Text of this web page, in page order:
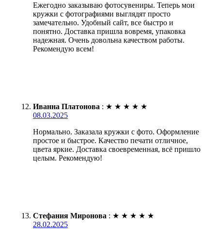
Ежегодно заказываю фотосувениры. Теперь мои
кружки с фотографиями выглядят просто
замечательно. Удобный сайт, все быстро и
понятно. Доставка пришла вовремя, упаковка
надежная. Очень довольна качеством работы.
Рекомендую всем!
Иванна Платонова : ★ ★ ★ ★ ★
08.03.2025
Нормально. Заказала кружки с фото. Оформление
простое и быстрое. Качество печати отличное,
цвета яркие. Доставка своевременная, всё пришло
целым. Рекомендую!
Стефания Миронова : ★ ★ ★ ★ ★
28.02.2025